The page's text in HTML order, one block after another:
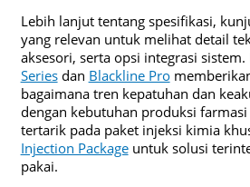
Lebih lanjut tentang spesifikasi,
yang relevan untuk melihat detail
aksesori, serta opsi integrasi sistem.
Seriesdan Blackline Pro
bagaimana tren kepatuhan dan
dengan kebutuhan produksi
tertarik pada paket injeksi kimia
Injection Packageuntuk solusi
pakai.